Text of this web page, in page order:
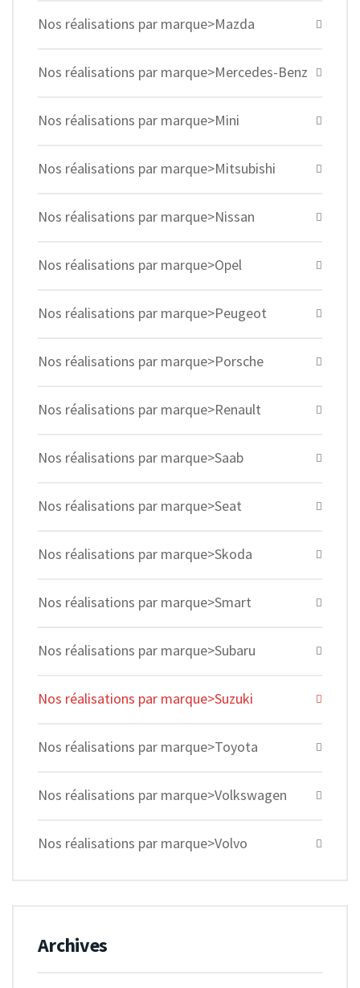
Nos réalisations par marque>Mazda
Nos réalisations par marque>Mercedes-Benz
Nos réalisations par marque>Mini
Nos réalisations par marque>Mitsubishi
Nos réalisations par marque>Nissan
Nos réalisations par marque>Opel
Nos réalisations par marque>Peugeot
Nos réalisations par marque>Porsche
Nos réalisations par marque>Renault
Nos réalisations par marque>Saab
Nos réalisations par marque>Seat
Nos réalisations par marque>Skoda
Nos réalisations par marque>Smart
Nos réalisations par marque>Subaru
Nos réalisations par marque>Suzuki
Nos réalisations par marque>Toyota
Nos réalisations par marque>Volkswagen
Nos réalisations par marque>Volvo
Archives